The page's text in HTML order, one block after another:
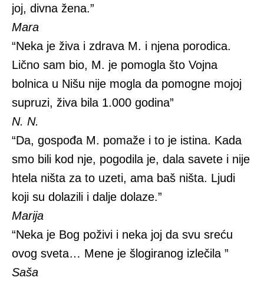
joj, divna žena.”
Mara
“Neka je živa i zdrava M. i njena porodica.
Lično sam bio, M. je pomogla što Vojna
bolnica u Nišu nije mogla da pomogne mojoj
supruzi, živa bila 1.000 godina”
N. N.
“Da, gospođa M. pomaže i to je istina. Kada
smo bili kod nje, pogodila je, dala savete i nije
htela ništa za to uzeti, ama baš ništa. Ljudi
koji su dolazili i dalje dolaze.”
Marija
“Neka je Bog poživi i neka joj da svu sreću
ovog sveta… Mene je šlogiranog izlečila ”
Saša